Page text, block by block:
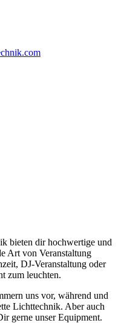
bieten dir hochwertige und
Art von Veranstaltung
DJ-Veranstaltung oder
zum leuchten.
uns vor, während und
Lichttechnik. Aber auch
gerne unser Equipment.